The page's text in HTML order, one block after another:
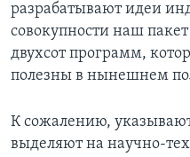
разрабатывают идеи
совокупности наш
двухсот программ,
полезны в нынешнем
К сожалению,
выделяют на научно-